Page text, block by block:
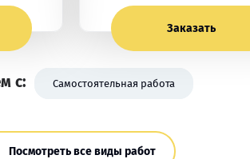
Заказать
с: Самостоятельная работа
Посмотреть все виды работ